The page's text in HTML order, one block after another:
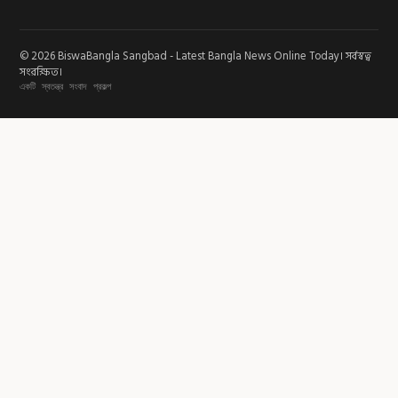
© 2026 BiswaBangla Sangbad - Latest Bangla News Online Today। সর্বস্বত্ব
সংরক্ষিত।
একটি স্বতন্ত্র সংবাদ প্রকল্প